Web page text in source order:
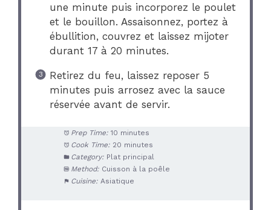
une minute puis incorporez le poulet
et le bouillon. Assaisonnez, portez à
ébullition, couvrez et laissez mijoter
durant 17 à 20 minutes.
Retirez du feu, laissez reposer 5
minutes puis arrosez avec la sauce
réservée avant de servir.
Prep Time: 10 minutes
Cook Time: 20 minutes
Category: Plat principal
Method: Cuisson à la poêle
Cuisine: Asiatique